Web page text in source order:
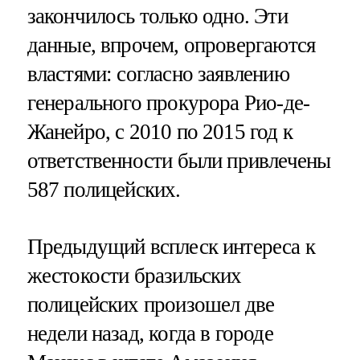
закончилось только одно. Эти
данные, впрочем, опровергаются
властями: согласно заявлению
генерального прокурора Рио-де-
Жанейро, с 2010 по 2015 год к
ответственности были привлечены
587 полицейских.
Предыдущий всплеск интереса к
жестокости бразильских
полицейских произошел две
недели назад, когда в городе